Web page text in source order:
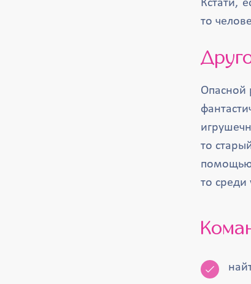
Кстати,
то
Опасной
то
помощью
то среди